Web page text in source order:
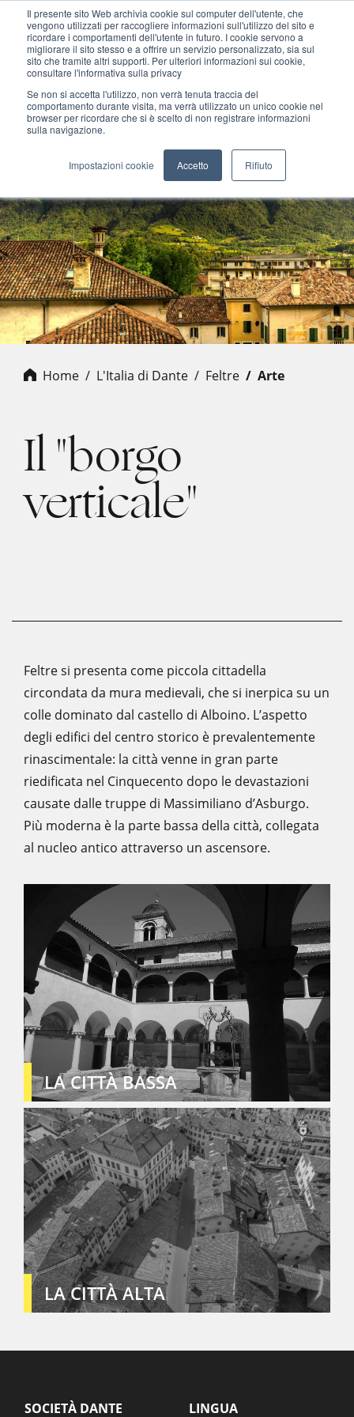
Il presente sito Web archivia cookie sul computer dell'utente, che
vengono utilizzati per raccogliere informazioni sull'utilizzo del sito e
ricordare i comportamenti dell'utente in futuro. I cookie servono a
migliorare il sito stesso e a offrire un servizio personalizzato, sia sul
sito che tramite altri supporti. Per ulteriori informazioni sui cookie,
consultare l'informativa sulla privacy
Se non si accetta l'utilizzo, non verrà tenuta traccia del
comportamento durante visita, ma verrà utilizzato un unico cookie nel
browser per ricordare che si è scelto di non registrare informazioni
sulla navigazione.
Impostazioni cookie Accetto Rifiuto
MENU
Home L'Italia di Dante feltre arte
Il "borgo
verticale"
Feltre si presenta come piccola cittadella
circondata da mura medievali, che si inerpica su un
colle dominato dal castello di Alboino. L’aspetto
degli edifici del centro storico è prevalentemente
rinascimentale: la città venne in gran parte
riedificata nel Cinquecento dopo le devastazioni
causate dalle truppe di Massimiliano d’Asburgo.
Più moderna è la parte bassa della città, collegata
al nucleo antico attraverso un ascensore.
LA CITTÀ BASSA
LA CITTÀ ALTA
SOCIETÀ DANTE
LINGUA